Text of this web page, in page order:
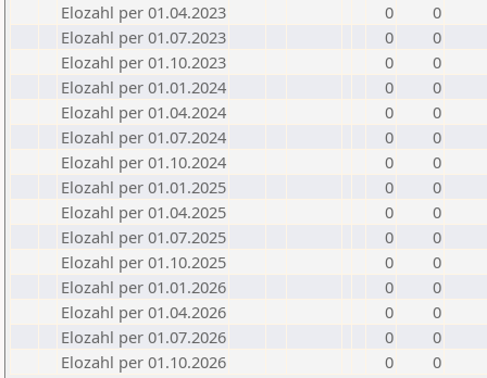
Elozahl per 01.04.2023
0
0
Elozahl per 01.07.2023
0
0
Elozahl per 01.10.2023
0
0
Elozahl per 01.01.2024
0
0
Elozahl per 01.04.2024
0
0
Elozahl per 01.07.2024
0
0
Elozahl per 01.10.2024
0
0
Elozahl per 01.01.2025
0
0
Elozahl per 01.04.2025
0
0
Elozahl per 01.07.2025
0
0
Elozahl per 01.10.2025
0
0
Elozahl per 01.01.2026
0
0
Elozahl per 01.04.2026
0
0
Elozahl per 01.07.2026
0
0
Elozahl per 01.10.2026
0 0